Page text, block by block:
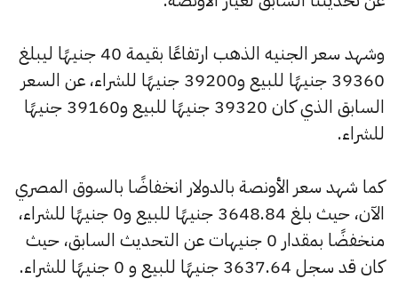
وشهد سعر الجنيه الذهب ارتفاعًا بقيمة 40 جنيهًا ليبلغ
39360 جنيهًا للبيع و39200 جنيهًا للشراء، عن السعر
السابق الذي كان 39320 جنيهًا للبيع و39160 جنيهًا
للشراء.
كما شهد سعر الأونصة بالدولار انخفاضًا بالسوق المصري
الآن، حيث بلغ 3648.84 جنيهًا للبيع و0 جنيهًا للشراء،
منخفضًا بمقدار 0 جنيهات عن التحديث السابق، حيث
كان قد سجل 3637.64 جنيهًا للبيع و 0 جنيهًا للشراء.